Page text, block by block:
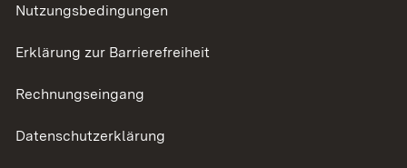
Nutzungsbedingungen
Erklärung zur Barrierefreiheit
Rechnungseingang
Datenschutzerklärung